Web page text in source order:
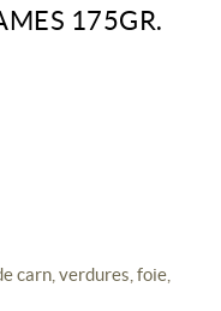
175GR.
carn, verdures, foie,